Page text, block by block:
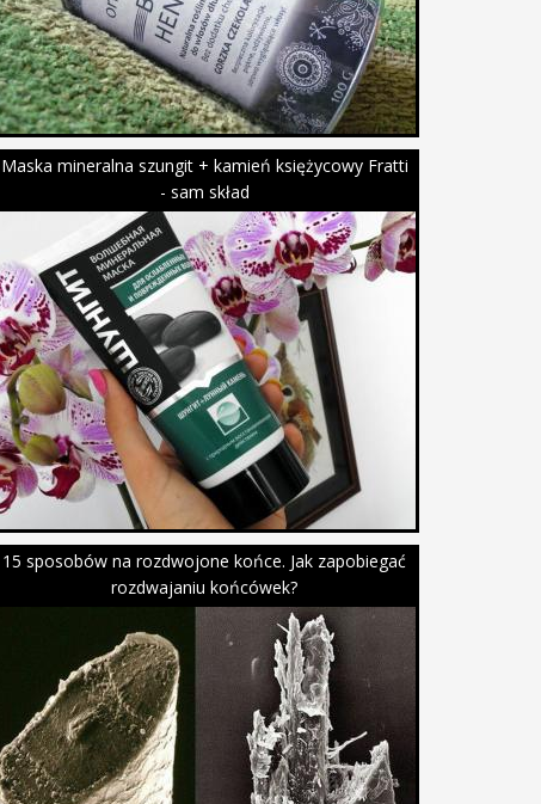
Maska mineralna szungit + kamień księżycowy Fratti
- sam skład
15 sposobów na rozdwojone końce. Jak zapobiegać
rozdwajaniu końcówek?